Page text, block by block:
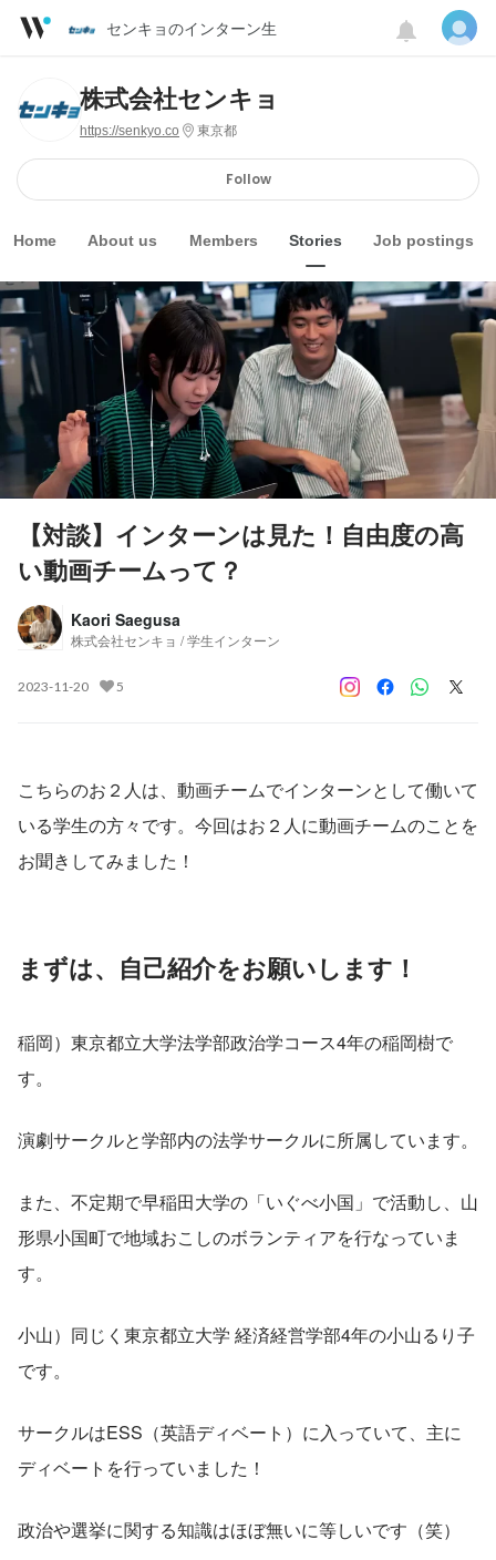
センキョのインターン生
株式会社センキョ
https://senkyo.co 東京都
Follow
Home About us Members Stories Job postings
【対談】インターンは見た！自由度の高
い動画チームって？
Kaori Saegusa
株式会社センキョ / 学生インターン
2023-11-20 5
こちらのお２人は、動画チームでインターンとして働いて
いる学生の方々です。今回はお２人に動画チームのことを
お聞きしてみました！
まずは、自己紹介をお願いします！
稲岡）東京都立大学法学部政治学コース4年の稲岡樹で
す。
演劇サークルと学部内の法学サークルに所属しています。
また、不定期で早稲田大学の「いぐべ小国」で活動し、山
形県小国町で地域おこしのボランティアを行なっていま
す。
小山）同じく東京都立大学 経済経営学部4年の小山るり子
です。
サークルはESS（英語ディベート）に入っていて、主に
ディベートを行っていました！
政治や選挙に関する知識はほぼ無いに等しいです（笑）